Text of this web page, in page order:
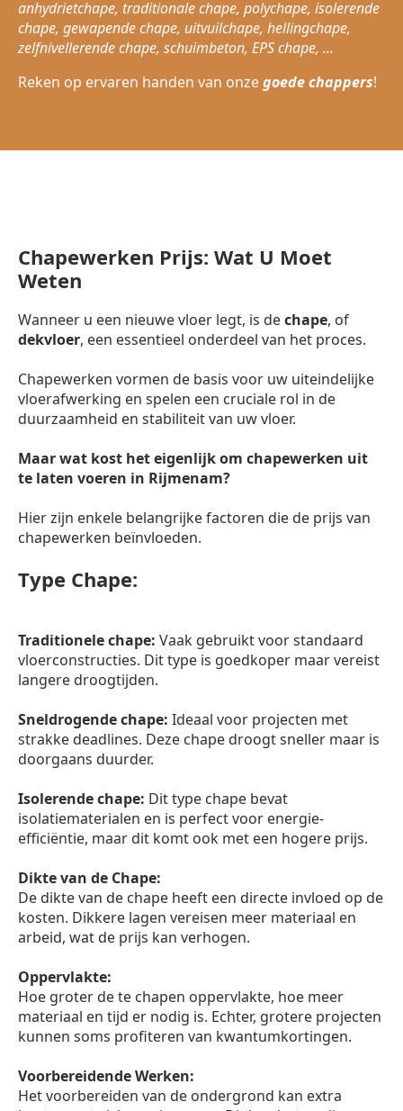
anhydrietchape, traditionale chape, polychape, isolerende
chape, gewapende chape, uitvuilchape, hellingchape,
zelfnivellerende chape, schuimbeton, EPS chape, ...
Reken op ervaren handen van onzegoede chappers!
Chapewerken Prijs: Wat U Moet
Weten
Wanneer u een nieuwe vloer legt, is dechape, of
dekvloer, een essentieel onderdeel van het proces.
Chapewerken vormen de basis voor uw uiteindelijke
vloerafwerking en spelen een cruciale rol in de
duurzaamheid en stabiliteit van uw vloer.
Maar wat kost het eigenlijk om chapewerken uit
te laten voeren in Rijmenam?
Hier zijn enkele belangrijke factoren die de prijs van
chapewerken beïnvloeden.
Type Chape:
Traditionele chape: Vaak gebruikt voor standaard
vloerconstructies. Dit type is goedkoper maar vereist
langere droogtijden.
Sneldrogende chape: Ideaal voor projecten met
strakke deadlines. Deze chape droogt sneller maar is
doorgaans duurder.
Isolerende chape: Dit type chape bevat
isolatiematerialen en is perfect voor energie-
efficiëntie, maar dit komt ook met een hogere prijs.
Dikte van de Chape:
De dikte van de chape heeft een directe invloed op de
kosten. Dikkere lagen vereisen meer materiaal en
arbeid, wat de prijs kan verhogen.
Oppervlakte:
Hoe groter de te chapen oppervlakte, hoe meer
materiaal en tijd er nodig is. Echter, grotere projecten
kunnen soms profiteren van kwantumkortingen.
Voorbereidende Werken:
Het voorbereiden van de ondergrond kan extra